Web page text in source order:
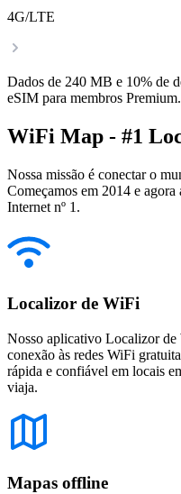
4G/LTE
Dados de 240 MB e 10% de
eSIM para membros Premium.
WiFi Map - #1
Nossa missão é conectar o
Começamos em 2014 e
Internet nº 1.
Localizor de WiFi
Nosso aplicativo Localizor
conexão às redes WiFi
rápida e confiável em locais
viaja.
Mapas offline